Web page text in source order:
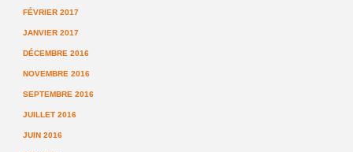
FÉVRIER 2017
JANVIER 2017
DÉCEMBRE 2016
NOVEMBRE 2016
SEPTEMBRE 2016
JUILLET 2016
JUIN 2016